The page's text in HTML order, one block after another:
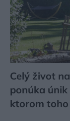
Celý život
ponúka
ktorom